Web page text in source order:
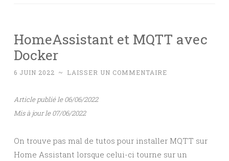
HomeAssistant et MQTT avec
Docker
6 JUIN 2022 ~ LAISSER UN COMMENTAIRE
Article publié le 06/06/2022
Mis à jour le 07/06/2022
On trouve pas mal de tutos pour installer MQTT sur
Home Assistant lorsque celui-ci tourne sur un